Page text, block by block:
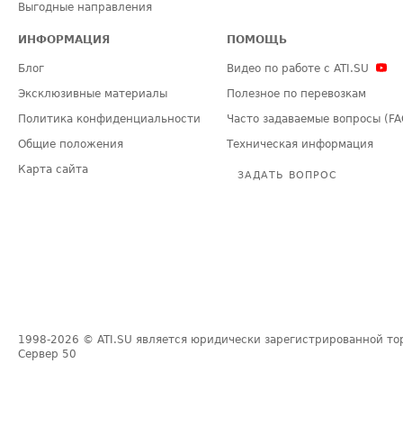
Выгодные направления
ИНФОРМАЦИЯ
Блог
Эксклюзивные материалы
Политика конфиденциальности
Общие положения
Карта сайта
ПОМОЩЬ
Видео по работе с ATI.SU
Полезное по перевозкам
Часто задаваемые вопросы
Техническая информация
ЗАДАТЬ ВОПРОС
1998-2026 © ATI.SU является юридически зарегистрированной
Сервер 50